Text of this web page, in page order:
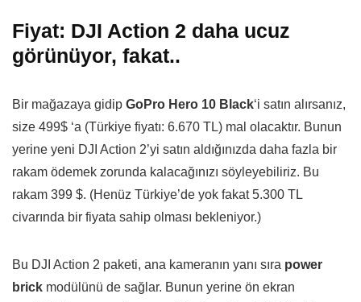
Fiyat: DJI Action 2 daha ucuz
görünüyor, fakat..
Bir mağazaya gidip GoPro Hero 10 Black‘i satın alırsanız,
size 499$ ‘a (Türkiye fiyatı: 6.670 TL) mal olacaktır. Bunun
yerine yeni DJI Action 2’yi satın aldığınızda daha fazla bir
rakam ödemek zorunda kalacağınızı söyleyebiliriz. Bu
rakam 399 $. (Henüz Türkiye’de yok fakat 5.300 TL
civarında bir fiyata sahip olması bekleniyor.)
Bu DJI Action 2 paketi, ana kameranın yanı sıra power
brick modülünü de sağlar. Bunun yerine ön ekran